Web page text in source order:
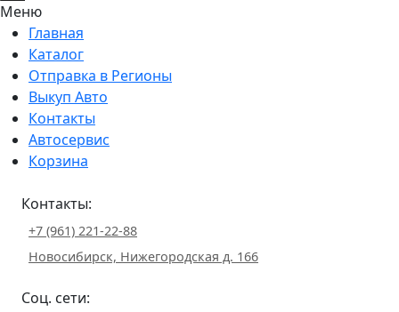
Меню
Главная
Каталог
Отправка в Регионы
Выкуп Авто
Контакты
Автосервис
Корзина
Контакты:
+7 (961) 221-22-88
Новосибирск, Нижегородская д. 166
Соц. сети: